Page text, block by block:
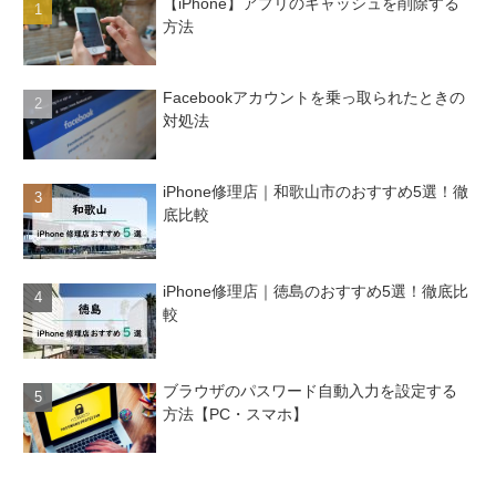
方法
Facebookアカウントを乗っ取られたときの
対処法
iPhone修理店｜和歌山市のおすすめ5選！徹
底比較
iPhone修理店｜徳島のおすすめ5選！徹底比
較
ブラウザのパスワード自動入力を設定する
方法【PC・スマホ】